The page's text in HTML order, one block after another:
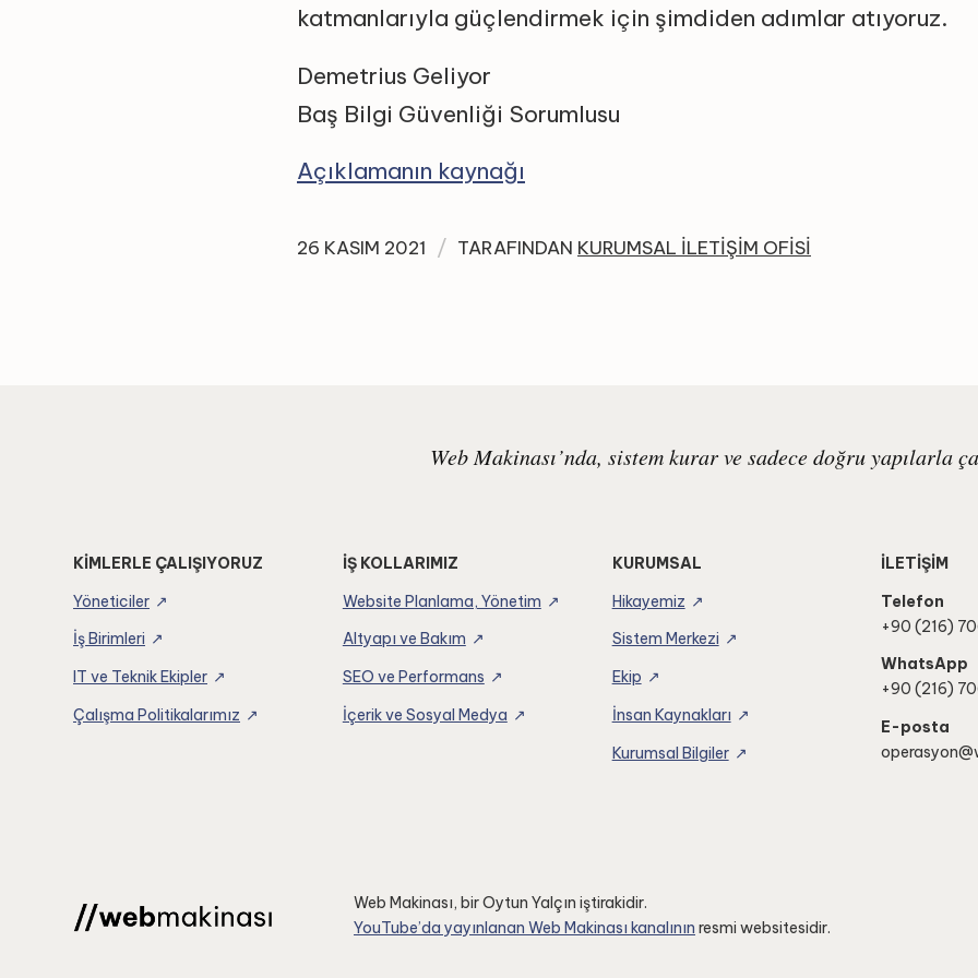
katmanlarıyla güçlendirmek için şimdiden adımlar atıyoruz.
Demetrius Geliyor
Baş Bilgi Güvenliği Sorumlusu
Açıklamanın kaynağı
26 KASIM 2021 / TARAFINDAN KURUMSAL İLETIŞIM OFISI
Web Makinası’nda, sistem kurar ve sadece doğru yapılarla
KİMLERLE ÇALIŞIYORUZ
Yöneticiler
İş Birimleri
IT ve Teknik Ekipler
Çalışma Politikalarımız
İŞ KOLLARIMIZ
Website Planlama, Yönetim
Altyapı ve Bakım
SEO ve Performans
İçerik ve Sosyal Medya
KURUMSAL
Hikayemiz
Sistem Merkezi
Ekip
İnsan Kaynakları
Kurumsal Bilgiler
İLETİŞİM
Telefon
+90 (216)
WhatsApp
+90 (216)
E-posta
Web Makinası, bir Oytun Yalçın iştirakidir.
YouTube’da yayınlanan Web Makinası kanalının resmi websitesidir.